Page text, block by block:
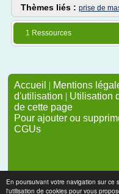
En poursuivant votre navigation sur ce
l'utilisation de cookies pour vous
Thèmes liés : prise de
1 Ressources
Accueil | Mentions
d'utilisation | Utilisation
de cette page
Pour ajouter ou
CGUs